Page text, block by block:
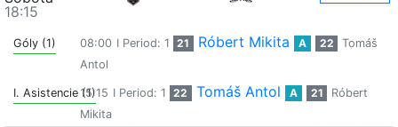
18:15
Góly (1) 08:00 I Period: 1 21 Róbert Mikita A 22
Tomáš
Antol
I. Asistencie (1)15:15 I Period: 1 22 Tomáš Antol A 21
Róbert
Mikita